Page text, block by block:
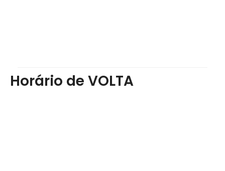
Horário de VOLTA